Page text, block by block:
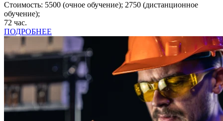
Стоимость: 5500 (очное обучение); 2750 (дистанционное
обучение);
72 час.
ПОДРОБНЕЕ